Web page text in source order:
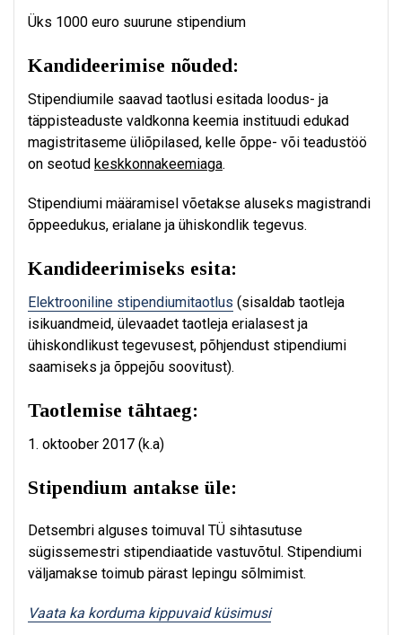
Üks 1000 euro suurune stipendium
Kandideerimise nõuded:
Stipendiumile saavad taotlusi esitada loodus- ja
täppisteaduste valdkonna keemia instituudi edukad
magistritaseme üliõpilased, kelle õppe- või teadustöö
on seotud keskkonnakeemiaga.
Stipendiumi määramisel võetakse aluseks magistrandi
õppeedukus, erialane ja ühiskondlik tegevus.
Kandideerimiseks esita:
Elektrooniline stipendiumitaotlus (sisaldab taotleja
isikuandmeid, ülevaadet taotleja erialasest ja
ühiskondlikust tegevusest, põhjendust stipendiumi
saamiseks ja õppejõu soovitust).
Taotlemise tähtaeg:
1. oktoober 2017 (k.a)
Stipendium antakse üle:
Detsembri alguses toimuval TÜ sihtasutuse
sügissemestri stipendiaatide vastuvõtul. Stipendiumi
väljamakse toimub pärast lepingu sõlmimist.
Vaata ka korduma kippuvaid küsimusi